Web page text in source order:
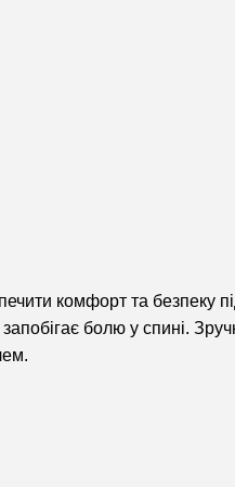
комфорт та безпеку
болю у спині.